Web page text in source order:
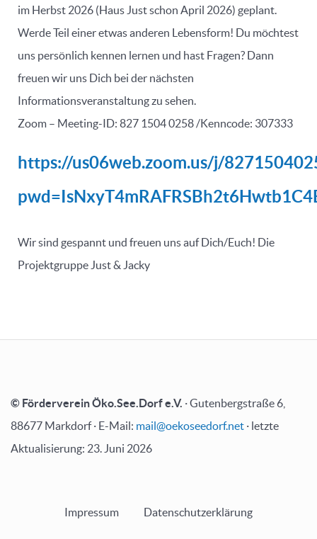
im Herbst 2026 (Haus Just schon April 2026) geplant.
Werde Teil einer etwas anderen Lebensform! Du möchtest
uns persönlich kennen lernen und hast Fragen? Dann
freuen wir uns Dich bei der nächsten
Informationsveranstaltung zu sehen.
Zoom – Meeting-ID: 827 1504 0258 /Kenncode: 307333
https://us06web.zoom.us/j/
Wir sind gespannt und freuen uns auf Dich/Euch! Die
Projektgruppe Just & Jacky
© Förderverein Öko.See.Dorf e.V. · Gutenbergstraße 6,
88677 Markdorf · E-Mail: mail@oekoseedorf.net · letzte
Aktualisierung: 23. Juni 2026
Impressum Datenschutzerklärung